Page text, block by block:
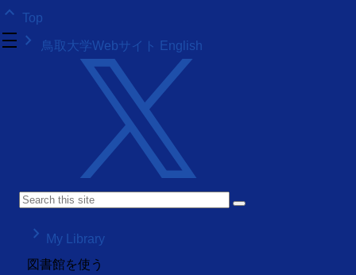
keyboard_arrow_up Top
density_medium keyboard_arrow_right 鳥取大学Webサイト English
keyboard_arrow_right
My Library
図書館を使う